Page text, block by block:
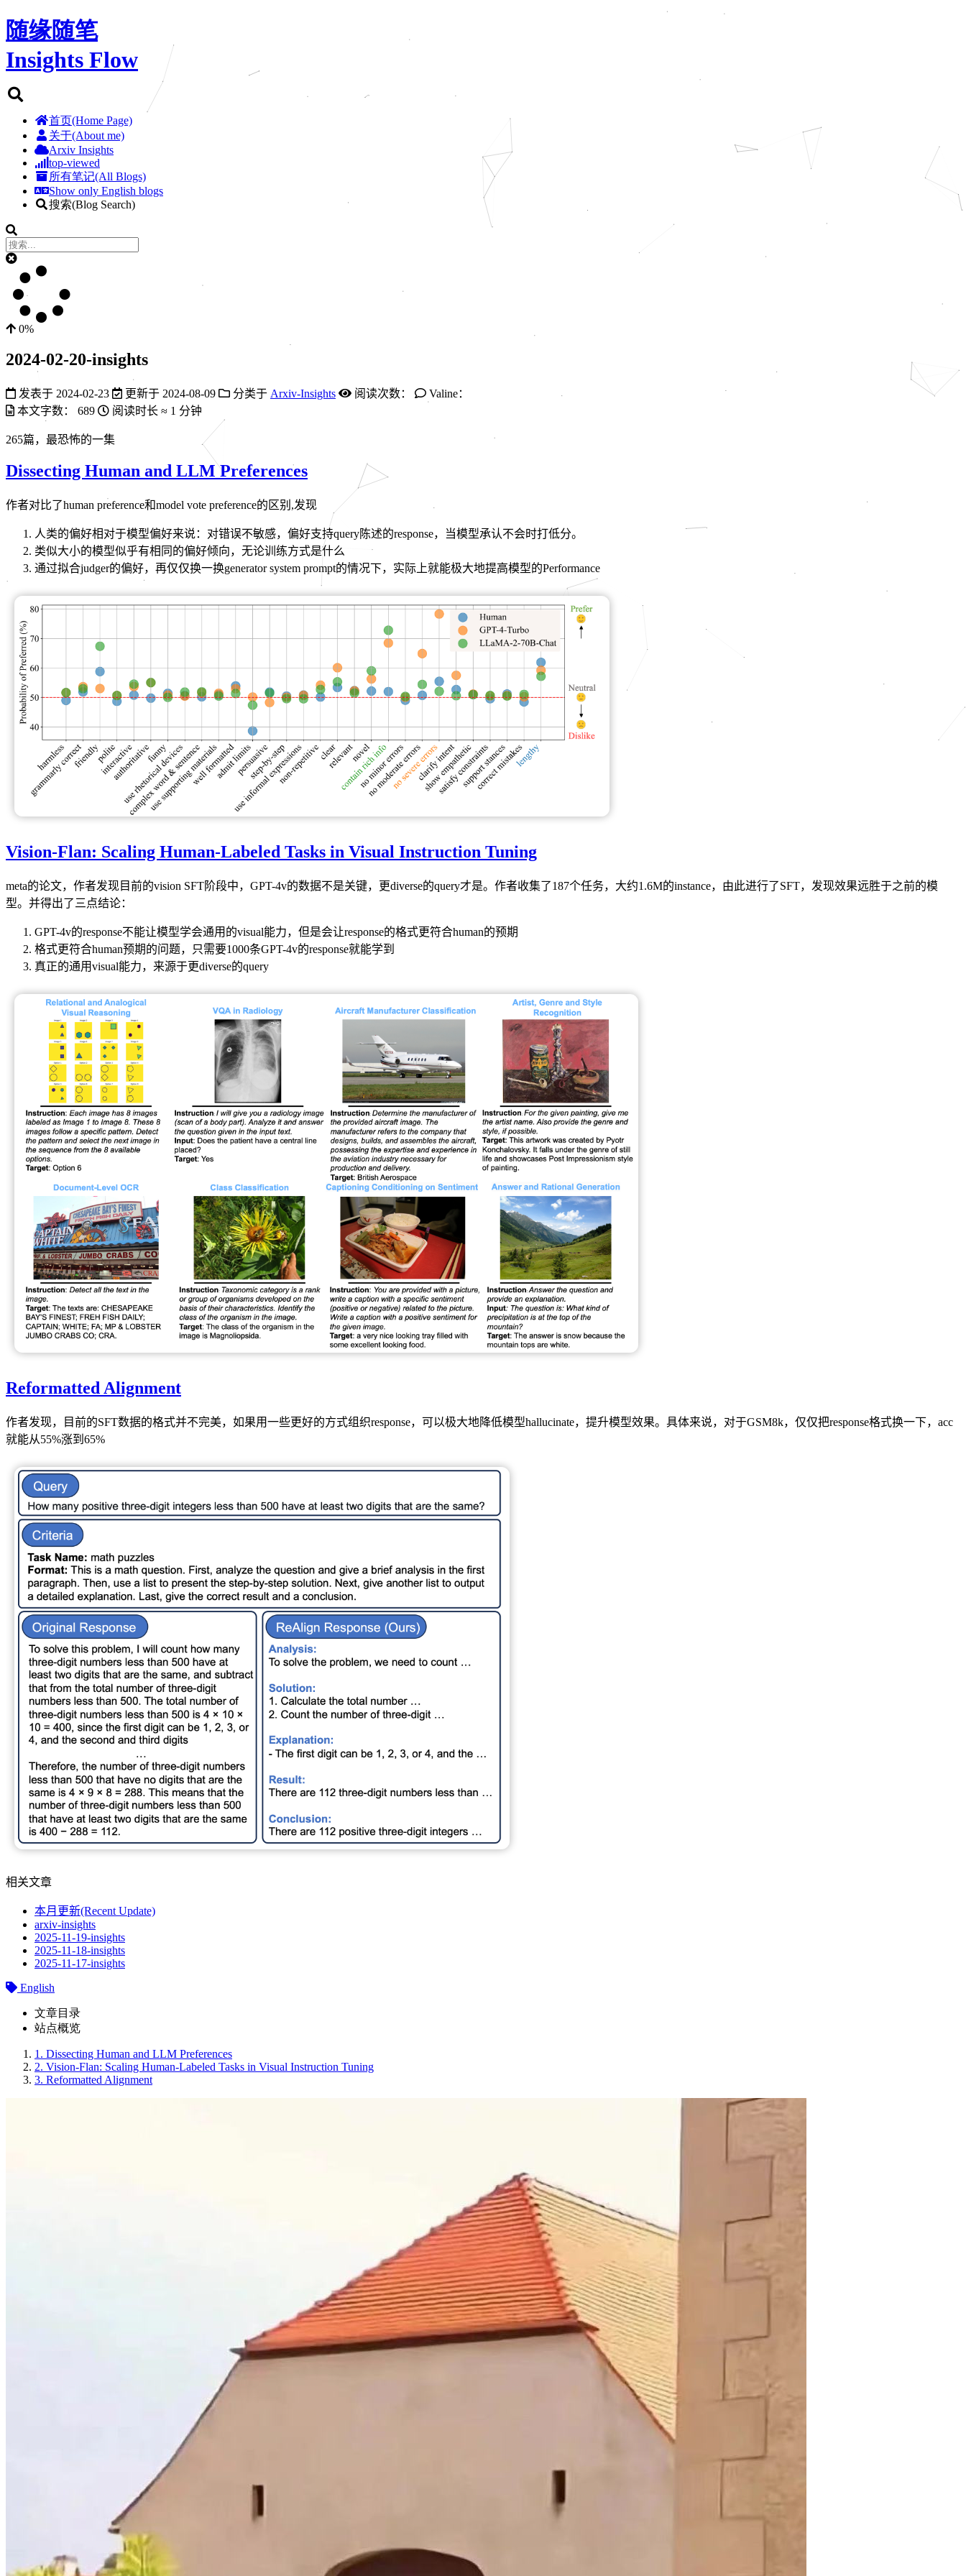
随缘随笔
Insights Flow
首页(Home Page)
关于(About me)
Arxiv Insights
top-viewed
所有笔记(All Blogs)
Show only English blogs
搜索(Blog Search)
0%
2024-02-20-insights
发表于 2024-02-23 更新于 2024-08-09 分类于 Arxiv-Insights 阅读次数：
Valine：
本文字数：
689 阅读时长 ≈ 1 分钟
265篇，最恐怖的一集
Dissecting Human and LLM Preferences
作者对比了human preference和model vote preference的区别,发现
人类的偏好相对于模型偏好来说：对错误不敏感，偏好支持query陈述的response，当模型承认不会时打低分。
类似大小的模型似乎有相同的偏好倾向，无论训练方式是什么
通过拟合judger的偏好，再仅仅换一换generator system prompt的情况下，实际上就能极大地提高模型的Performance
Vision-Flan: Scaling Human-Labeled Tasks in Visual Instruction Tuning
meta的论文，作者发现目前的vision SFT阶段中，GPT-4v的数据不是关键，更diverse的query才是。作者收集了187个任务，大约1.6M的instance，由此进行了SFT，发现效果远胜于之前的模
型。并得出了三点结论：
GPT-4v的response不能让模型学会通用的visual能力，但是会让response的格式更符合human的预期
格式更符合human预期的问题，只需要1000条GPT-4v的response就能学到
真正的通用visual能力，来源于更diverse的query
Reformatted Alignment
作者发现，目前的SFT数据的格式并不完美，如果用一些更好的方式组织response，可以极大地降低模型hallucinate，提升模型效果。具体来说，对于GSM8k，仅仅把response格式换一下，acc
就能从55%涨到65%
相关文章
本月更新(Recent Update)
arxiv-insights
2025-11-19-insights
2025-11-18-insights
2025-11-17-insights
English
文章目录
站点概览
1. Dissecting Human and LLM Preferences
2. Vision-Flan: Scaling Human-Labeled Tasks in Visual Instruction Tuning
3. Reformatted Alignment